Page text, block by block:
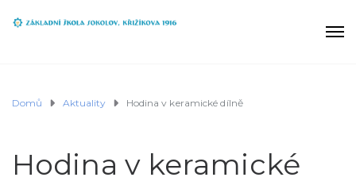
Domů Aktuality Hodina v keramické dílně
Hodina v keramické